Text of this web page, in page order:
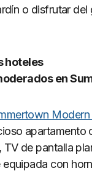
o disfrutar del
hoteles
en
apartamento
TV de pantalla
con